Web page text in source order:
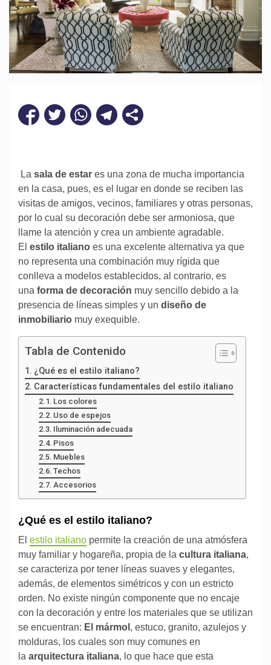
La sala de estar es una zona de mucha importancia
en la casa, pues, es el lugar en donde se reciben las
visitas de amigos, vecinos, familiares y otras personas,
por lo cual su decoración debe ser armoniosa, que
llame la atención y crea un ambiente agradable.
El estilo italiano es una excelente alternativa ya que
no representa una combinación muy rígida que
conlleva a modelos establecidos, al contrario, es
una forma de decoración muy sencillo debido a la
presencia de líneas simples y un diseño de
inmobiliario muy exequible.
Tabla de Contenido
¿Qué es el estilo italiano?
Características fundamentales del estilo italiano
Los colores
Uso de espejos
Iluminación adecuada
Pisos
Muebles
Techos
Accesorios
¿Qué es el estilo italiano?
El estilo italiano permite la creación de una atmósfera
muy familiar y hogareña, propia de la cultura italiana,
se caracteriza por tener líneas suaves y elegantes,
además, de elementos simétricos y con un estricto
orden. No existe ningún componente que no encaje
con la decoración y entre los materiales que se utilizan
se encuentran: El mármol , estuco, granito, azulejos y
molduras, los cuales son muy comunes en
la arquitectura italiana, lo que hace que esta